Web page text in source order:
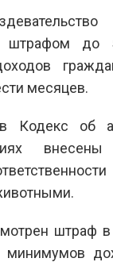
штрафом до
месяцев.
Кодекс об
штраф
минимумов